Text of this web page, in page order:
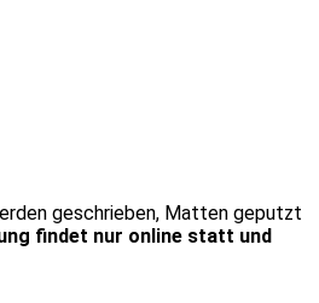
geschrieben, Matten geputzt
findet nur online statt und